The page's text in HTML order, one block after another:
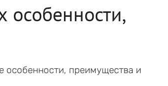
особенности,
особенности, преимущества и